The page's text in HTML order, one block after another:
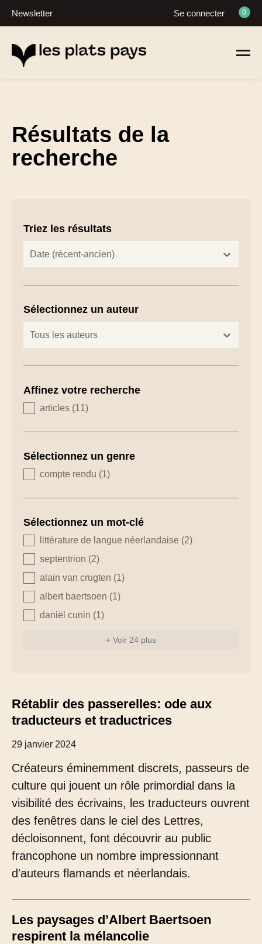
Newsletter Se connecter 0
Résultats de la
recherche
Triez les résultats
zoeken - sorteer
trier le contenu
Sélectionnez un auteur
zoeken - auteurs
sélectionnez le contenu
Affinez votre recherche
zoeken - type
articles (11)
Sélectionnez un genre
zoeken - genre
compte rendu (1)
Sélectionnez un mot-clé
zoeken - tags
littérature de langue néerlandaise (2)
septentrion (2)
alain van crugten (1)
albert baertsoen (1)
daniël cunin (1)
+ Voir 24 plus
Rétablir des passerelles: ode aux
traducteurs et traductrices
29 janvier 2024
Créateurs éminemment discrets, passeurs de
culture qui jouent un rôle primordial dans la
visibilité des écrivains, les traducteurs ouvrent
des fenêtres dans le ciel des Lettres,
décloisonnent, font découvrir au public
francophone un nombre impressionnant
d'auteurs flamands et néerlandais.
Les paysages d’Albert Baertsoen
respirent la mélancolie